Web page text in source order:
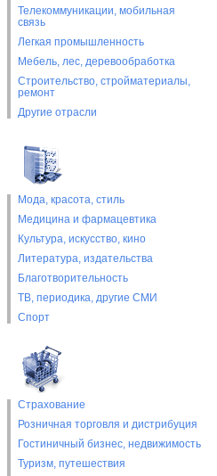
Телекоммуникации, мобильная
связь
Легкая промышленность
Мебель, лес, деревообработка
Строительство, стройматериалы,
ремонт
Другие отрасли
Мода, красота, стиль
Медицина и фармацевтика
Культура, искусство, кино
Литература, издательства
Благотворительность
ТВ, периодика, другие СМИ
Спорт
Страхование
Розничная торговля и дистрибуция
Гостиничный бизнес, недвижимость
Туризм, путешествия